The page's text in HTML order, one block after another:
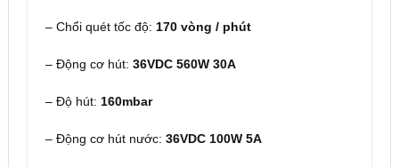
– Chổi quét tốc độ: 170 vòng / phút
– Động cơ hút: 36VDC 560W 30A
– Độ hút: 160mbar
– Động cơ hút nước: 36VDC 100W 5A